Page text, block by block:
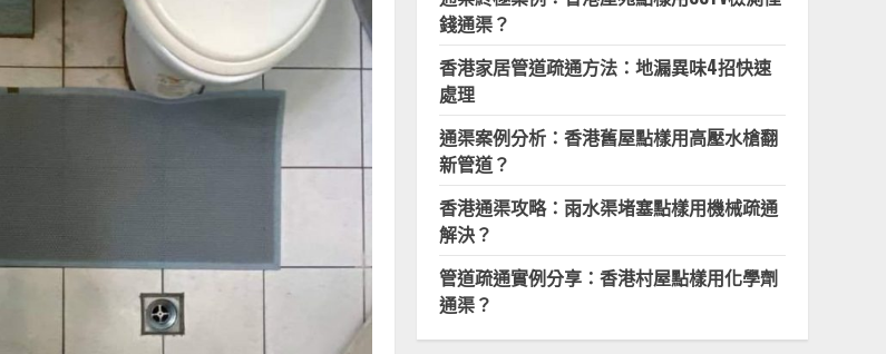
錢通渠？
香港家居管道疏通方法：地漏異味4招快速
處理
通渠案例分析：香港舊屋點樣用高壓水槍翻
新管道？
香港通渠攻略：雨水渠堵塞點樣用機械疏通
解決？
管道疏通實例分享：香港村屋點樣用化學劑
通渠？